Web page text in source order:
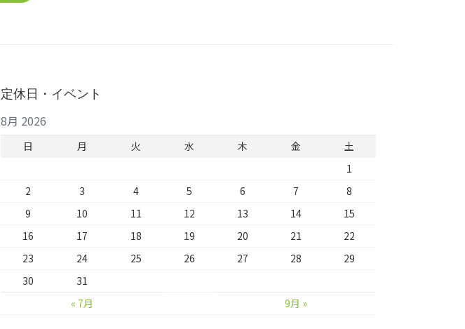
定休日・イベント
8月 2026
日 月 火 水 木 金
土
1
2
3 4 5 6 7
8
9
10 11 12 13 14
15
16
17 18 19 20 21
22
23
24 25 26 27 28
29
30
31
« 7月
9月 »